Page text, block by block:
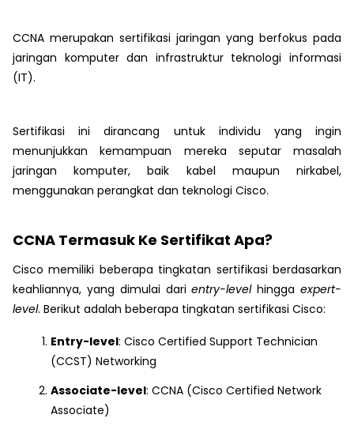
CCNA merupakan sertifikasi jaringan yang berfokus pada
jaringan komputer dan infrastruktur teknologi informasi
(IT).
Sertifikasi ini dirancang untuk individu yang ingin
menunjukkan kemampuan mereka seputar masalah
jaringan komputer, baik kabel maupun nirkabel,
menggunakan perangkat dan teknologi Cisco.
CCNA Termasuk Ke Sertifikat Apa?
Cisco memiliki beberapa tingkatan sertifikasi berdasarkan
keahliannya, yang dimulai darientry-levelhinggaexpert-
level. Berikut adalah beberapa tingkatan sertifikasi Cisco:
Entry-level: Cisco Certified Support Technician
(CCST) Networking
Associate-level: CCNA (Cisco Certified Network
Associate)